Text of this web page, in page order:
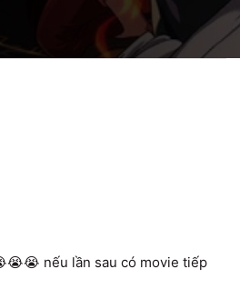
nếu lần sau có movie tiếp